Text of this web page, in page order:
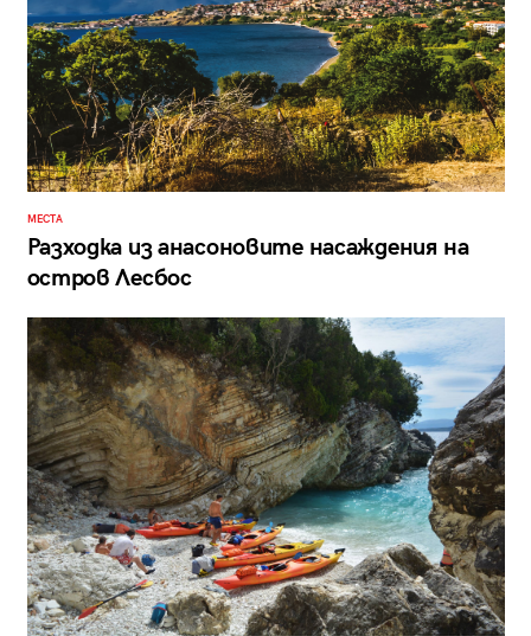
МЕСТА
Разходка из анасоновите насаждения на
остров Лесбос